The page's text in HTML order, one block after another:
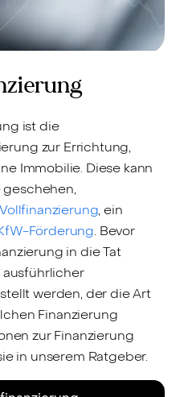
ist die
zur Errichtung,
Immobilie. Diese kann
Vollfinanzierung, ein
Förderung. Bevor
in die Tat
werden, der die Art
Finanzierung
zur Finanzierung
in unserem Ratgeber.